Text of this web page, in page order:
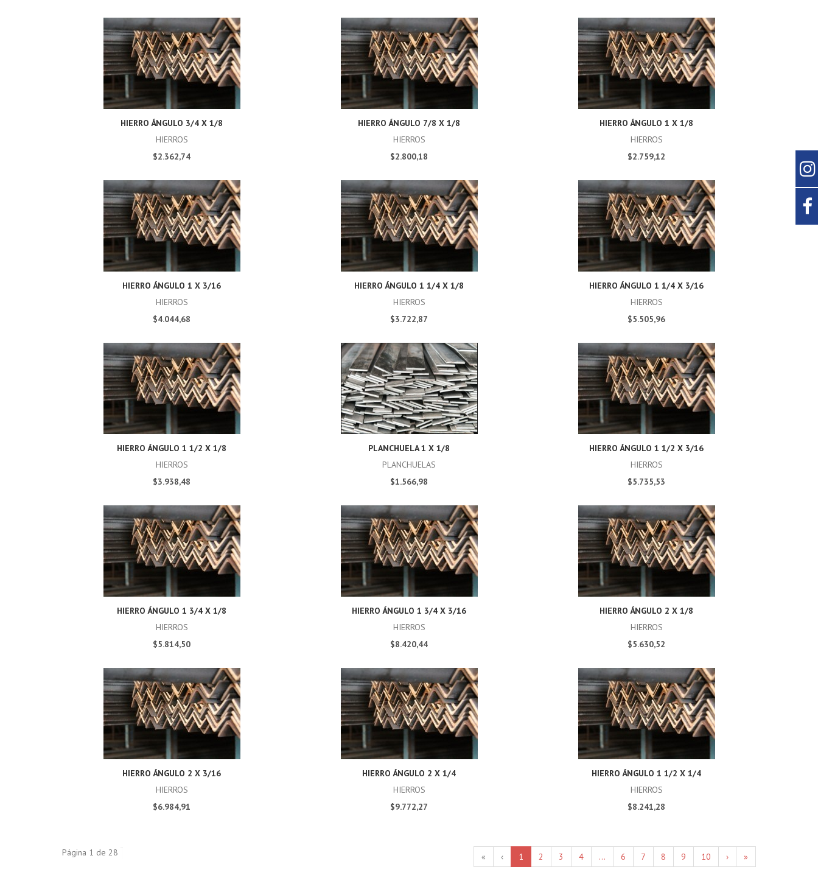
HIERRO ÁNGULO 3/4 X 1/8
HIERROS
$2.362,74
HIERRO ÁNGULO 7/8 X 1/8
HIERROS
$2.800,18
HIERRO ÁNGULO 1 X 1/8
HIERROS
$2.759,12
HIERRO ÁNGULO 1 X 3/16
HIERROS
$4.044,68
HIERRO ÁNGULO 1 1/4 X 1/8
HIERROS
$3.722,87
HIERRO ÁNGULO 1 1/4 X 3/16
HIERROS
$5.505,96
HIERRO ÁNGULO 1 1/2 X 1/8
HIERROS
$3.938,48
PLANCHUELA 1 X 1/8
PLANCHUELAS
$1.566,98
HIERRO ÁNGULO 1 1/2 X 3/16
HIERROS
$5.735,53
HIERRO ÁNGULO 1 3/4 X 1/8
HIERROS
$5.814,50
HIERRO ÁNGULO 1 3/4 X 3/16
HIERROS
$8.420,44
HIERRO ÁNGULO 2 X 1/8
HIERROS
$5.630,52
HIERRO ÁNGULO 2 X 3/16
HIERROS
$6.984,91
HIERRO ÁNGULO 2 X 1/4
HIERROS
$9.772,27
HIERRO ÁNGULO 1 1/2 X 1/4
HIERROS
$8.241,28
Página 1 de 28 « ‹ 1 2 3 4 ... 6 7 8 9 10 › »